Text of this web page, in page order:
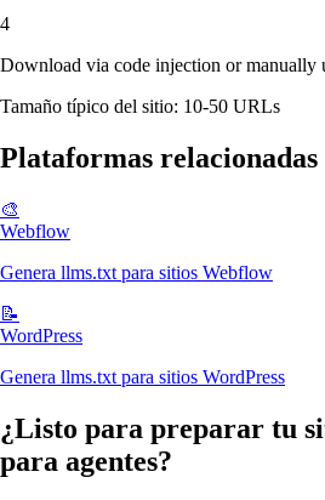
4
Download via code injection or manually
Tamaño típico del sitio: 10-50 URLs
Plataformas relacionadas
🎨
Webflow
Genera llms.txt para sitios Webflow
📝
WordPress
Genera llms.txt para sitios WordPress
¿Listo para preparar tu
para agentes?